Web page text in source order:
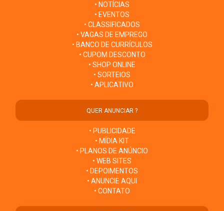
• NOTÍCIAS
• EVENTOS
• CLASSIFICADOS
• VAGAS DE EMPREGO
• BANCO DE CURRÍCULOS
• CUPOM DESCONTO
• SHOP ONLINE
• SORTEIOS
• APLICATIVO
QUER ANUNCIAR ?
• PUBLICIDADE
• MÍDIA KIT
• PLANOS DE ANÚNCIO
• WEB SITES
• DEPOIMENTOS
• ANUNCIE AQUI
• CONTATO